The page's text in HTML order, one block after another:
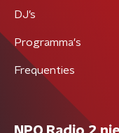
DJ’s
Programma's
Frequenties